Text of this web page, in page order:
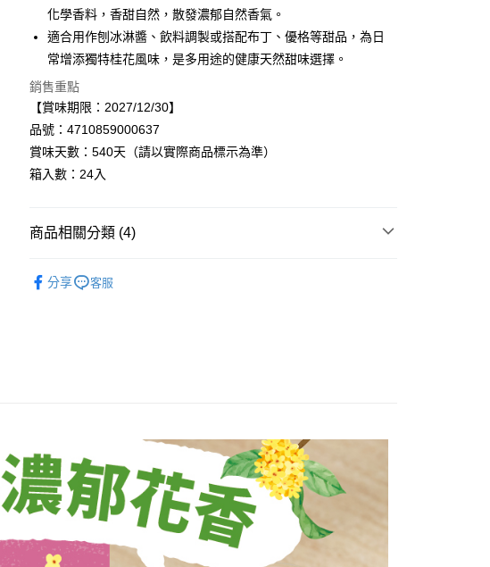
街口支付
悠遊付
Google Pay
AFTEE先享後付
相關說明
便利好安心！
１．簡單：不需註冊會員、不需綁卡、不需儲值。
※ 交易是否成功請以「AFTEE先享後付 」之結帳頁面顯示為準，若有關於
是否繳費成功／繳費後需取消欲退款等相關疑問，請聯繫「AFTEE先享後
付客戶支援中心」 https://netprotections.freshdesk.com/support/home
【注意事項】
１．透過由恩沛科技股份有限公司提供之「AFTEE先享後付」服務完成之
交易，需依本服務之必要範圍內提供個人資料，並將交易相關給付款項請
求債權轉讓予恩沛科技股份有限公司。
運送方式
每筆NT$120，滿NT$899(含以上)免運費
化學香料，香甜自然，散發濃郁自然香氣。
適合用作刨冰淋醬、飲料調製或搭配布丁、優格等甜品，為日
常增添獨特桂花風味，是多用途的健康天然甜味選擇。
銷售重點
【賞味期限：2027/12/30】
品號：4710859000637
賞味天數：540天（請以實際商品標示為準）
箱入數：24入
商品相關分類 (4)
分享 客服